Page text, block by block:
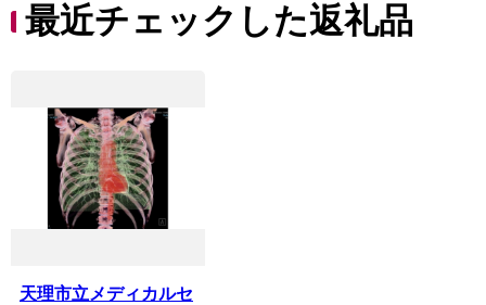
最近チェックした返礼品
天理市立メディカルセ